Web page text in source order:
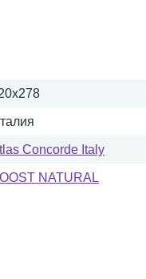
Concorde Italy
NATURAL